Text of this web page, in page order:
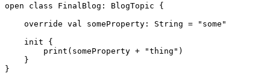
open class FinalBlog: BlogTopic {
}